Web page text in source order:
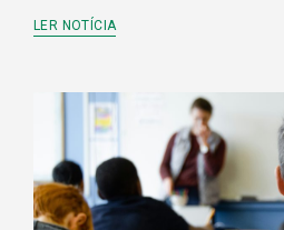
LER NOTÍCIA